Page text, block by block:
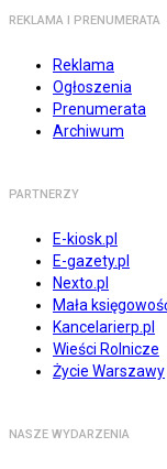
REKLAMA I PRENUMERATA
Reklama
Ogłoszenia
Prenumerata
Archiwum
PARTNERZY
E-kiosk.pl
E-gazety.pl
Nexto.pl
Mała
Kancelarierp.pl
Wieści Rolnicze
Życie Warszawy
NASZE WYDARZENIA